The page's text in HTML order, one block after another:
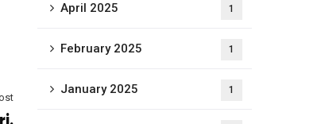
April 2025 1
February 2025 1
January 2025 1